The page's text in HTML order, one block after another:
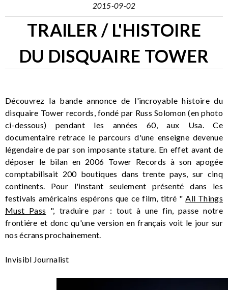
2015-09-02
TRAILER / L'HISTOIRE
DU DISQUAIRE TOWER
Découvrez la bande annonce de l'incroyable histoire du
disquaire Tower records, fondé par Russ Solomon (en photo
ci-dessous) pendant les années 60, aux Usa. Ce
documentaire retrace le parcours d'une enseigne devenue
légendaire de par son imposante stature. En effet avant de
déposer le bilan en 2006 Tower Records à son apogée
comptabilisait 200 boutiques dans trente pays, sur cinq
continents. Pour l'instant seulement présenté dans les
festivals américains espérons que ce film, titré " All Things
Must Pass ", traduire par : tout à une fin, passe notre
frontiére et donc qu'une version en français voit le jour sur
nos écrans prochainement.
Invisibl Journalist